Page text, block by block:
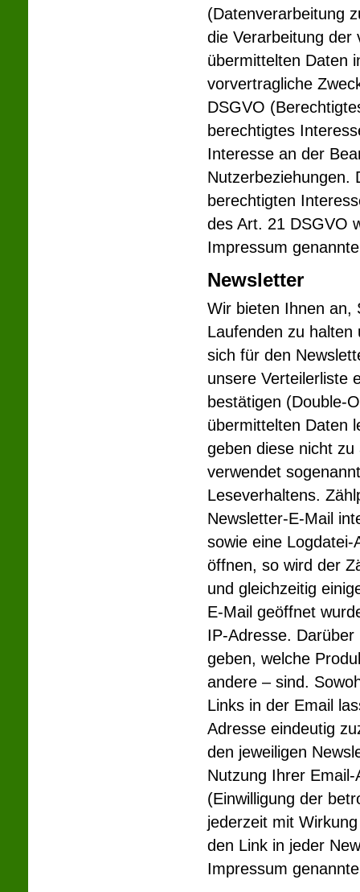
(Datenverarbeitung
die Verarbeitung der
übermittelten Daten
vorvertragliche
DSGVO
berechtigtes
Interesse an der
Nutzerbeziehungen.
berechtigten
des Art. 21 DSGVO
Impressum
Newsletter
Wir bieten Ihnen an,
Laufenden zu halten
sich für den
unsere Verteilerliste
bestätigen (Double-
übermittelten Daten
geben diese nicht
verwendet
Leseverhaltens.
Newsletter-E-Mail
sowie eine
öffnen, so wird der
und gleichzeitig
E-Mail geöffnet
IP-Adresse.
geben, welche
andere – sind.
Links in der Email
Adresse eindeutig
den jeweiligen
Nutzung Ihrer
(Einwilligung der
jederzeit mit
den Link in jeder
Impressum